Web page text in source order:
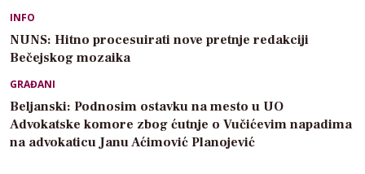
INFO
NUNS: Hitno procesuirati nove pretnje redakciji
Bečejskog mozaika
GRAĐANI
Beljanski: Podnosim ostavku na mesto u UO
Advokatske komore zbog ćutnje o Vučićevim napadima
na advokaticu Janu Aćimović Planojević